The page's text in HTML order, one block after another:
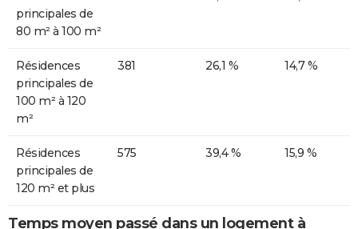
principales de
80 m² à 100 m²
Résidences
principales de
100 m² à 120
m²
381 26,1 % 14,7 %
Résidences
principales de
120 m² et plus
575 39,4 % 15,9 %
Temps moyen passé dans un logement à